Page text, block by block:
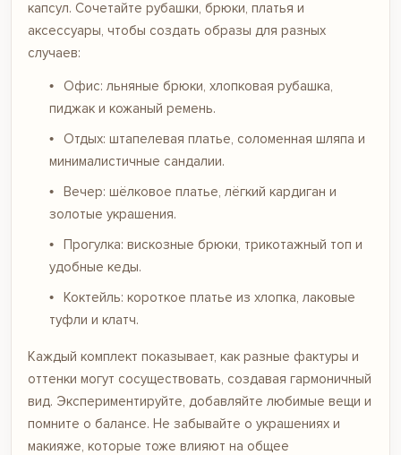
капсул. Сочетайте рубашки, брюки, платья и
аксессуары, чтобы создать образы для разных
случаев:
Офис: льняные брюки , хлопковая рубашка
пиджак и кожаный ремень.
Отдых: штапелевая платье , соломенная шляпа и
минималистичные сандалии.
Вечер: шёлковое платье , лёгкий кардиган и
золотые украшения.
Прогулка: вискозные брюки , трикотажный топ и
удобные кеды.
Коктейль: короткое платье из хлопка, лаковые
туфли и клатч.
Каждый комплект показывает, как разные фактуры и
оттенки могут сосуществовать, создавая гармоничный
вид. Экспериментируйте, добавляйте любимые вещи и
помните о балансе. Не забывайте о украшениях и
макияже, которые тоже влияют на общее